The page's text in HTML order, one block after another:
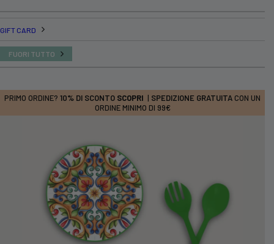
GIFT CARD
FUORI TUTTO
PRIMO ORDINE? 10% DI SCONTO SCOPRI | SPEDIZIONE GRATUITA CON UN
ORDINE MINIMO DI 99€